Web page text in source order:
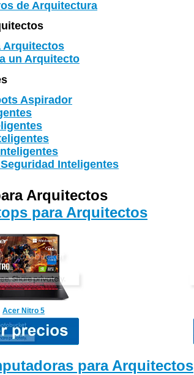
de Arquitectura
Arquitectos
un Arquitecto
Aspirador
Inteligentes
Arquitectos
para Arquitectos
Acer Nitro 5
para Arquitectos